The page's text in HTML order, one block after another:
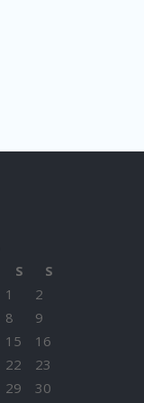
S
S
1
2
8
9
15
16
22
23
29
30